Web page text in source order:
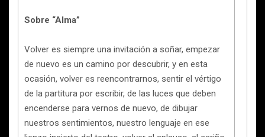
Sobre “Alma”
Volver es siempre una invitación a soñar, empezar
de nuevo es un camino por descubrir, y en esta
ocasión, volver es reencontrarnos, sentir el vértigo
de la partitura por escribir, de las luces que deben
encenderse para vernos de nuevo, de dibujar
nuestros sentimientos, nuestro lenguaje en ese